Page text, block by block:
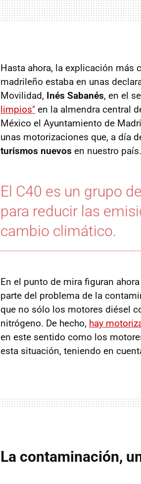
Hasta ahora, la explicación más
madrileño estaba en unas
Movilidad, Inés Sabanés, en el
limpios" en la almendra central
México el Ayuntamiento de
unas motorizaciones que, a día
turismos nuevos en nuestro país.
El C40 es un grupo
para reducir las
cambio climático.
En el punto de mira figuran
parte del problema de la
que no sólo los motores diésel
nitrógeno. De hecho, hay
en este sentido como los
esta situación, teniendo en
La contaminación,